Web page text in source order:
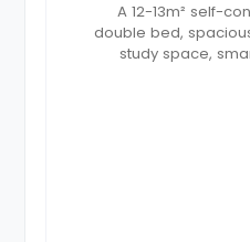
A 12-13m² self-
double bed,
study space,
private dining space,
Double